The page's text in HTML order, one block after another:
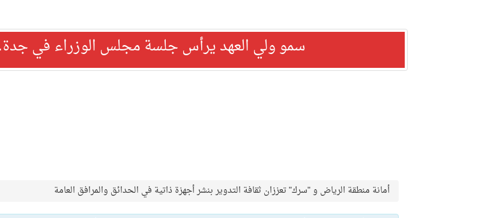
سمو ولي العهد يرأس جلسة مجلس الوزراء في
أمانة منطقة الرياض و "سرك" تعززان ثقافة التدوير بنشر أجهزة ذاتية في الحدائق والمرافق العامة